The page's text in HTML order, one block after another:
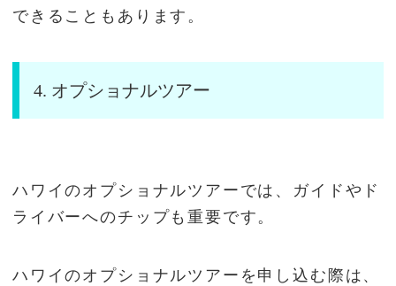
できることもあります。
4. オプショナルツアー
ハワイのオプショナルツアーでは、ガイドやド
ライバーへのチップも重要です。
ハワイのオプショナルツアーを申し込む際は、